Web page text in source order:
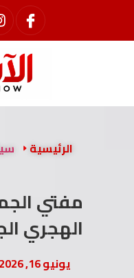
الرئيسية
مفتي
الهجري الجديد
يونيو 16, 2026